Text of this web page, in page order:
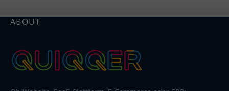
ABOUT